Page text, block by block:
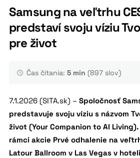
Samsung na veľtrhu
predstaví svoju víziu
pre život
Čas čítania: 5 min (897 slov)
7.1.2026 (SITA.sk) – Spoločnosť
predstavuje svoju víziu s názvom
život (Your Companion to AI
rámci akcie Prvé odhalenie na
Latour Ballroom v Las Vegas v